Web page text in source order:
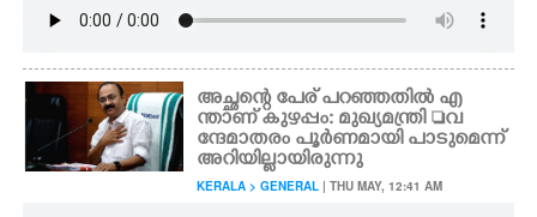
അച്ഛന്റെ പേര് പറഞ്ഞതിൽ എ
ന്താണ് കുഴപ്പം: മുഖ്യമന്ത്രി വ
ന്ദേമാതരം പൂർണമായി പാടുമെന്ന്
അറിയില്ലായിരുന്നു
KERALA > GENERAL | THU MAY, 12:41 AM